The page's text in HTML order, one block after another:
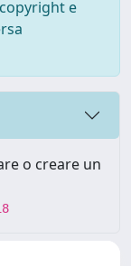
e
o creare un